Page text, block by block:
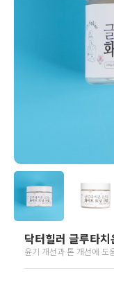
닥터힐러 글루타
윤기 개선과 톤 개선에 도